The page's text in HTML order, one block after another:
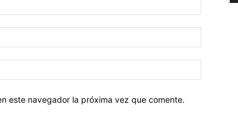
este navegador la próxima vez que comente.